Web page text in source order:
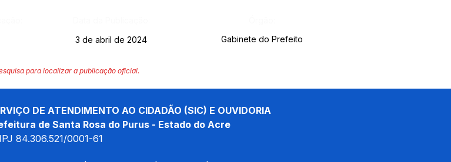
3 de abril de 2024 Gabinete do Prefeito
para localizar a publicação oficial.
DE ATENDIMENTO AO CIDADÃO (SIC) E OUVIDORIA
de Santa Rosa do Purus - Estado do Acre
84.306.521/0001-61